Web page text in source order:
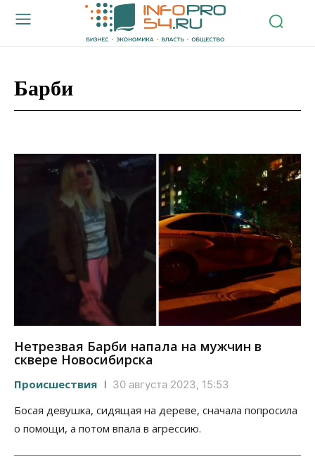
Барби
Нетрезвая Барби напала на мужчин в
сквере Новосибирска
Происшествия 30 августа 2023, 15:53
Босая девушка, сидящая на дереве, сначала попросила
о помощи, а потом впала в агрессию.